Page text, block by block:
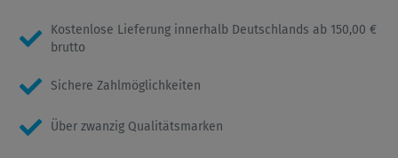
Kostenlose Lieferung innerhalb Deutschlands ab 150,00 €
brutto
Sichere Zahlmöglichkeiten
Über zwanzig Qualitätsmarken